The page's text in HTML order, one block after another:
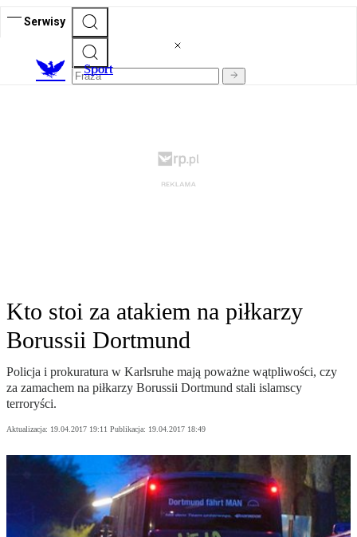
Serwisy
Sport
Kto stoi za atakiem na piłkarzy
Borussii Dortmund
Policja i prokuratura w Karlsruhe mają poważne wątpliwości, czy
za zamachem na piłkarzy Borussii Dortmund stali islamscy
terroryści.
Aktualizacja: 19.04.2017 19:11 Publikacja: 19.04.2017 18:49